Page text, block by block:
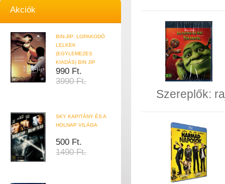
Akciók
BIN-JIP: LOPAKODÓ
LELKEK
(EGYLEMEZES
KIADÁS) BIN JIP
990 Ft.
3990 Ft.
SKY KAPITÁNY ÉS A
HOLNAP VILÁGA
500 Ft.
1490 Ft.
Szereplők: